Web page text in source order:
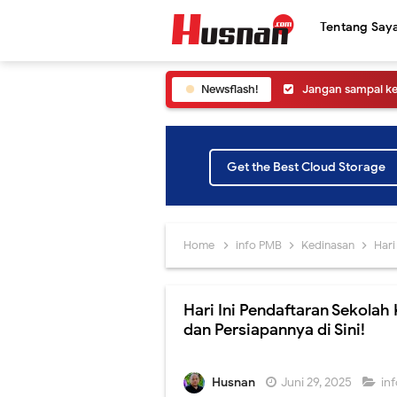
Tentang
Newsflash! Jangan sampai
Yuk Ikuti
Cara Melihat
Jangan lewatkan!
Yuk! Simak Cara
Panduan
Video Penjelasan
Get the Best Cloud Storage
Home info PMB Kedinasan Hari
Hari Ini Pendaftaran
dan Persiapannya di Sini!
Husnan Juni 29, 2025